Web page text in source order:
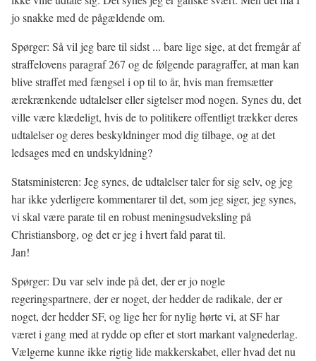
jo snakke med de pågældende om.
Spørger: Så vil jeg bare til sidst ... bare lige sige, at det fremgår af
straffelovens paragraf 267 og de følgende paragraffer, at man kan
blive straffet med fængsel i op til to år, hvis man fremsætter
ærekrænkende udtalelser eller sigtelser mod nogen. Synes du, det
ville være klædeligt, hvis de to politikere offentligt trækker deres
udtalelser og deres beskyldninger mod dig tilbage, og at det
ledsages med en undskyldning?
Statsministeren: Jeg synes, de udtalelser taler for sig selv, og jeg
har ikke yderligere kommentarer til det, som jeg siger, jeg synes,
vi skal være parate til en robust meningsudveksling på
Christiansborg, og det er jeg i hvert fald parat til.
Jan!
Spørger: Du var selv inde på det, der er jo nogle
regeringspartnere, der er noget, der hedder de radikale, der er
noget, der hedder SF, og lige her for nylig hørte vi, at SF har
været i gang med at rydde op efter et stort markant valgnederlag.
Vælgerne kunne ikke rigtig lide makkerskabet, eller hvad det nu